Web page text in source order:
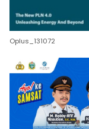
Oplus_131072